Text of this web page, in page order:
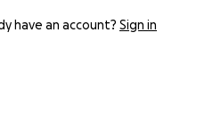
have an account? Sign in